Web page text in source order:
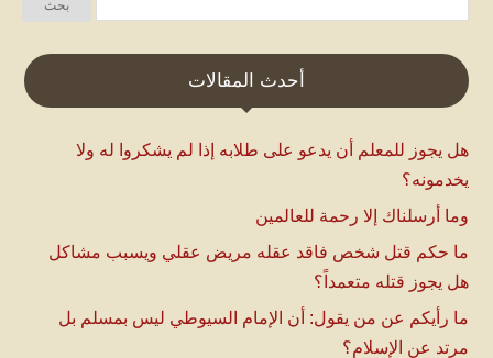
أحدث المقالات
هل يجوز للمعلم أن يدعو على طلابه إذا لم يشكروا له ولا
يخدمونه؟
وما أرسلناك إلا رحمة للعالمين
ما حكم قتل شخص فاقد عقله مريض عقلي ويسبب مشاكل
هل يجوز قتله متعمداً؟
ما رأيكم عن من يقول: أن الإمام السيوطي ليس بمسلم بل
مرتد عن الإسلام؟